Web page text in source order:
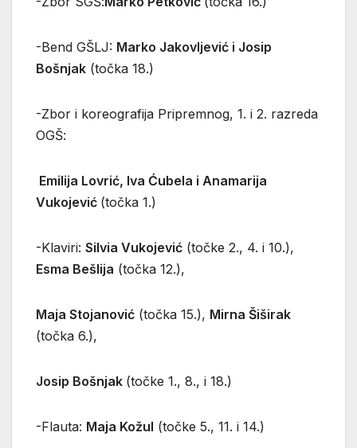
-Bend GŠLJ: Marko Jakovljević i Josip
Bošnjak (točka 18.)
-Zbor i koreografija Pripremnog, 1. i 2. razreda
OGŠ:
Emilija Lovrić, Iva Ćubela i Anamarija
Vukojević (točka 1.)
-Klaviri: Silvia Vukojević (točke 2., 4. i 10.),
Esma Bešlija (točka 12.),
Maja Stojanović (točka 15.), Mirna Šiširak
(točka 6.),
Josip Bošnjak (točke 1., 8., i 18.)
-Flauta: Maja Kožul (točke 5., 11. i 14.)